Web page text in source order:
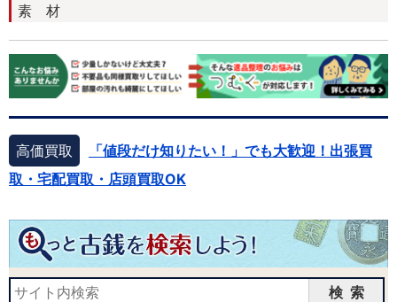
素 材
高価買取
「値段だけ知りたい！」でも大歓迎！出張買
取・宅配買取・店頭買取OK
検索